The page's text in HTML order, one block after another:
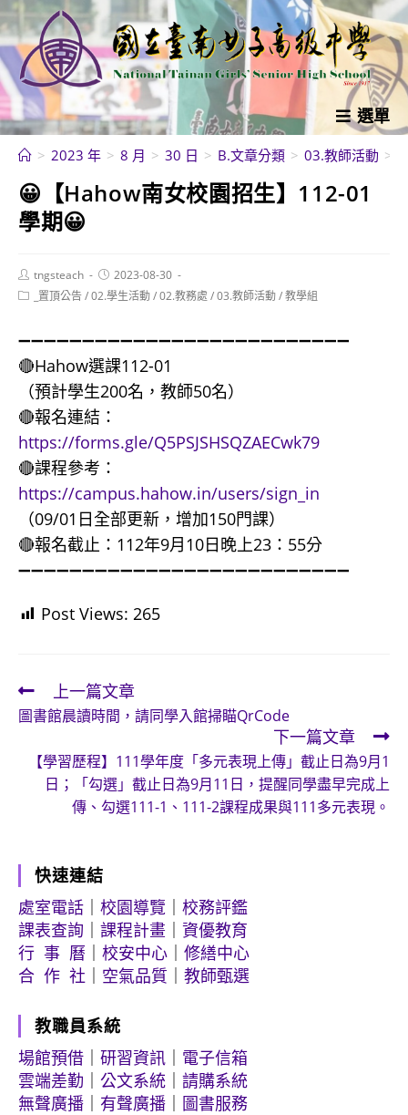
跳
轉
至
主
要
內
選單
> 2023 年 > 8 月 > 30 日 > B.文章分類 > 03.教師活動 >
😀【Hahow南女校園招生】112-01
學期😀
Post
author:
tngsteach
Post
published:
2023-08-30
Post _置頂公告/02.學生活動/02.教務處 /03.教師活動/教學組
➖➖➖➖➖➖➖➖➖➖➖➖➖➖➖➖➖➖➖➖➖➖➖➖➖➖
🔴Hahow選課112-01
（預計學生200名，教師50名）
🔴報名連結：
https://forms.gle/Q5PSJSHSQZAECwk79
🔴課程參考：
https://campus.hahow.in/users/sign_in
（09/01日全部更新，增加150門課）
🔴報名截止：112年9月10日晚上23：55分
➖➖➖➖➖➖➖➖➖➖➖➖➖➖➖➖➖➖➖➖➖➖➖➖➖➖
Post Views: 265
Read
more
articles
上一篇文章
圖書館晨讀時間，請同學入館掃瞄QrCode
下一篇文章
【學習歷程】111學年度「多元表現上傳」截止日為9月1
日；「勾選」截止日為9月11日，提醒同學盡早完成上
傳、勾選111-1、111-2課程成果與111多元表現。
快速連結
處室電話
校園導覽
校務評鑑
課表查詢
課程計畫
資優教育
行 事 曆
校安中心
修繕中心
合 作 社
空氣品質 教師甄選
教職員系統
場館預借
研習資訊
電子信箱
雲端差勤
公文系統
請購系統
無聲廣播
有聲廣播 圖書服務